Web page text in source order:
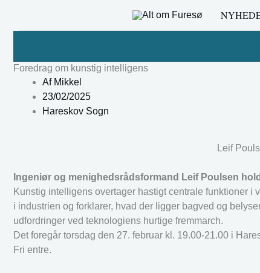
Foredrag om kunstig intelligens
AfMikkel
23/02/2025
Hareskov Sogn
Leif
Ingeniør og menighedsrådsformand Leif Poulsen
Kunstig intelligens overtager hastigt centrale funktioner
i industrien og forklarer, hvad der ligger bagved og
udfordringer ved teknologiens hurtige fremmarch.
Det foregår torsdag den 27. februar kl. 19.00-21.00 i
Fri entre.